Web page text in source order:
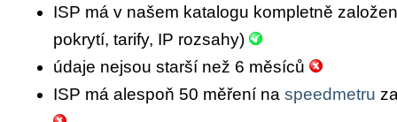
ISP má v našem katalogu kompletně
pokrytí, tarify, IP rozsahy)
údaje nejsou starší než 6 měsíců
ISP má alespoň 50 měření na speedmetru